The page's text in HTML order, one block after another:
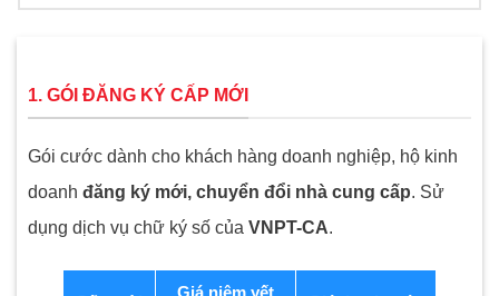
1. GÓI ĐĂNG KÝ CẤP MỚI
Gói cước dành cho khách hàng doanh nghiệp, hộ kinh
doanh đăng ký mới, chuyển đổi nhà cung cấp. Sử
dụng dịch vụ chữ ký số của VNPT-CA.